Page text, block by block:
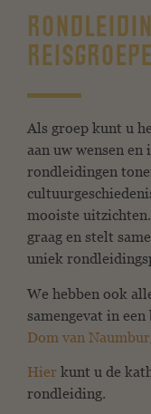
Als groep kunt u
aan uw wensen en
rondleidingen
mooiste uitzichten.
graag en stelt
uniek
We hebben ook
samengevat in
Dom van
Hier kunt u de
rondleiding.